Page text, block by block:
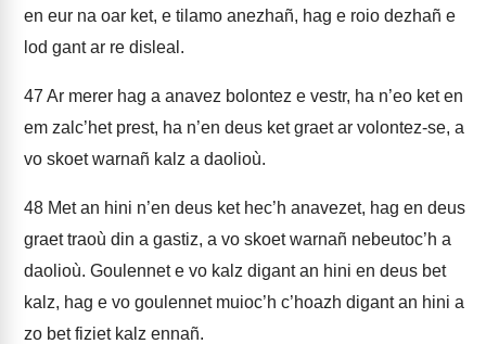
en eur na oar ket, e tilamo anezhañ, hag e roio dezhañ e
lod gant ar re disleal.
47 Ar merer hag a anavez bolontez e vestr, ha n’eo ket en
em zalc’het prest, ha n’en deus ket graet ar volontez-se, a
vo skoet warnañ kalz a daolioù.
48 Met an hini n’en deus ket hec’h anavezet, hag en deus
graet traoù din a gastiz, a vo skoet warnañ nebeutoc’h a
daolioù. Goulennet e vo kalz digant an hini en deus bet
kalz, hag e vo goulennet muioc’h c’hoazh digant an hini a
zo bet fiziet kalz ennañ.